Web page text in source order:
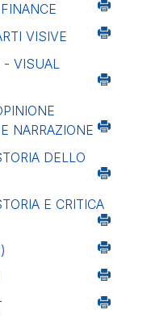
VISIVE
- VISUAL
NARRAZIONE
DELLO
E CRITICA